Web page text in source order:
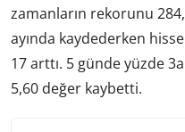
zamanların rekorunu
ayında kaydederken
17 arttı. 5 günde yüzde
5,60 değer kaybetti.